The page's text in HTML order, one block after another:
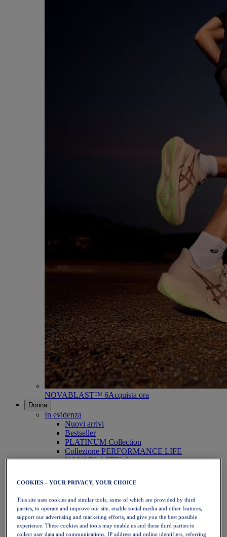
NOVABLAST™ 6Acquista ora
Donna
In evidenza
Nuovi arrivi
Bestseller
PLATINUM Collection
Collezione PERFORMANCE LIFE
NOVABLAST™ 6
Running
Trail running
Tennis
Pallavolo
Pallamano
Padel
Netball
COOKIES – YOUR PRIVACY, YOUR CHOICE
This site uses cookies and similar tools, some of which are provided by third
parties, to operate and improve our site, enable social media and other features,
support our advertising and marketing efforts, and give you the best possible
experience. These cookies and tools may enable us and these third parties to
collect user data and communications, IP address and online identifiers, referring